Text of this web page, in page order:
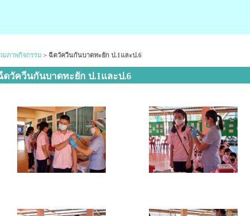
มภาพกิจกรรม > ฉีดวัควีนกันบาดทะยัก ป.1และป.6
ดวัควีนกันบาดทะยัก ป.1และป.6